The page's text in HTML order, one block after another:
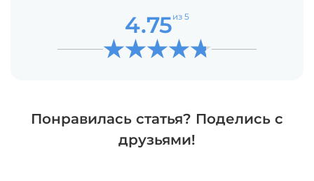
4.75из 5
Понравилась статья? Поделись с
друзьями!